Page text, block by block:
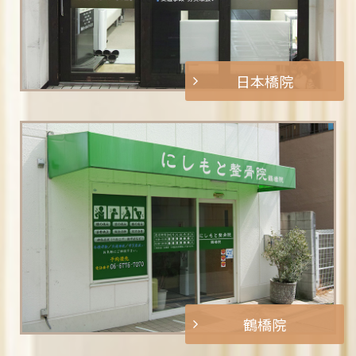
日本橋院
鶴橋院